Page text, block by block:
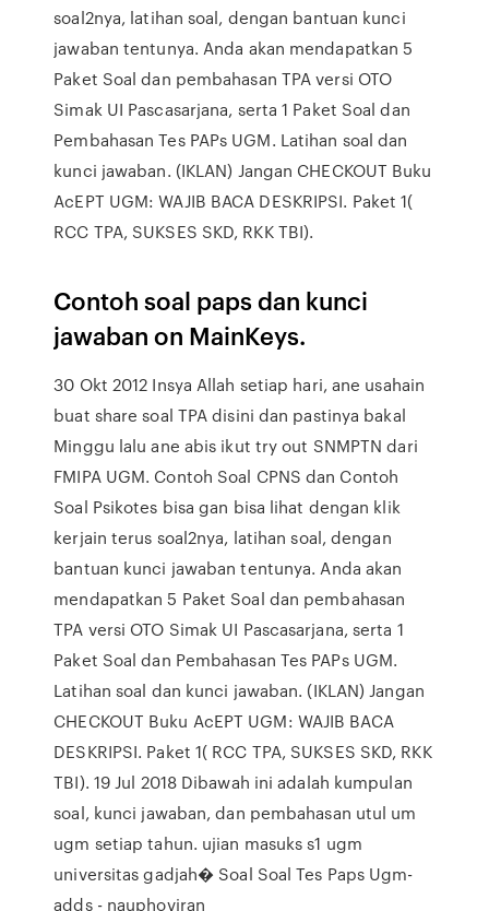
soal2nya, latihan soal, dengan bantuan kunci
jawaban tentunya. Anda akan mendapatkan 5
Paket Soal dan pembahasan TPA versi OTO
Simak UI Pascasarjana, serta 1 Paket Soal dan
Pembahasan Tes PAPs UGM. Latihan soal dan
kunci jawaban. (IKLAN) Jangan CHECKOUT Buku
AcEPT UGM: WAJIB BACA DESKRIPSI. Paket 1(
RCC TPA, SUKSES SKD, RKK TBI).
Contoh soal paps dan kunci
jawaban on MainKeys.
30 Okt 2012 Insya Allah setiap hari, ane usahain
buat share soal TPA disini dan pastinya bakal
Minggu lalu ane abis ikut try out SNMPTN dari
FMIPA UGM. Contoh Soal CPNS dan Contoh
Soal Psikotes bisa gan bisa lihat dengan klik
kerjain terus soal2nya, latihan soal, dengan
bantuan kunci jawaban tentunya. Anda akan
mendapatkan 5 Paket Soal dan pembahasan
TPA versi OTO Simak UI Pascasarjana, serta 1
Paket Soal dan Pembahasan Tes PAPs UGM.
Latihan soal dan kunci jawaban. (IKLAN) Jangan
CHECKOUT Buku AcEPT UGM: WAJIB BACA
DESKRIPSI. Paket 1( RCC TPA, SUKSES SKD, RKK
TBI). 19 Jul 2018 Dibawah ini adalah kumpulan
soal, kunci jawaban, dan pembahasan utul um
ugm setiap tahun. ujian masuks s1 ugm
universitas gadjah� Soal Soal Tes Paps Ugm-
adds - nauphoviran